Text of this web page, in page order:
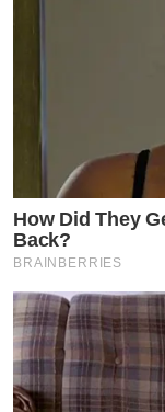
How Did They
Back?
BRAINBERRIES